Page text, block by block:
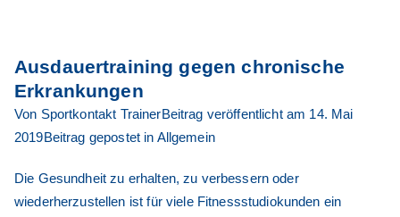
Ausdauertraining gegen chronische
Erkrankungen
Von Sportkontakt TrainerBeitrag veröffentlicht am 14. Mai
2019Beitrag gepostet in Allgemein
Die Gesundheit zu erhalten, zu verbessern oder
wiederherzustellen ist für viele Fitnessstudiokunden ein